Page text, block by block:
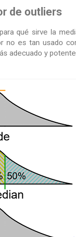
de outliers
qué sirve la
no es tan usado
adecuado y